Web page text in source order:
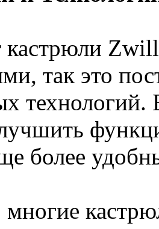
кастрюли
так это
более